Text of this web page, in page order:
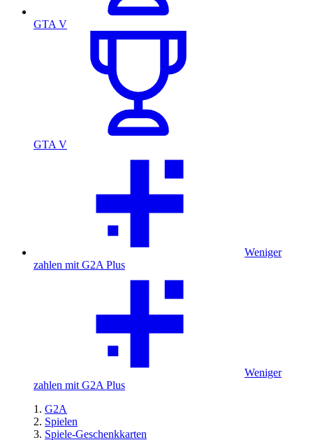
GTA V
GTA V
Weniger
zahlen mit G2A Plus
Weniger
zahlen mit G2A Plus
G2A
Spielen
Spiele-Geschenkkarten